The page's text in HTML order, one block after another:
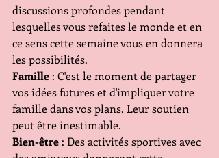
discussions profondes pendant
lesquelles vous refaites le monde et en
ce sens cette semaine vous en donnera
les possibilités.
Famille : C'est le moment de partager
vos idées futures et d'impliquer votre
famille dans vos plans. Leur soutien
peut être inestimable.
Bien-être : Des activités sportives avec